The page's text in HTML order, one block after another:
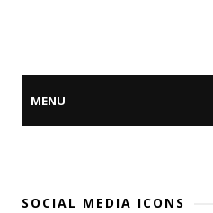
SOCIAL MEDIA ICONS